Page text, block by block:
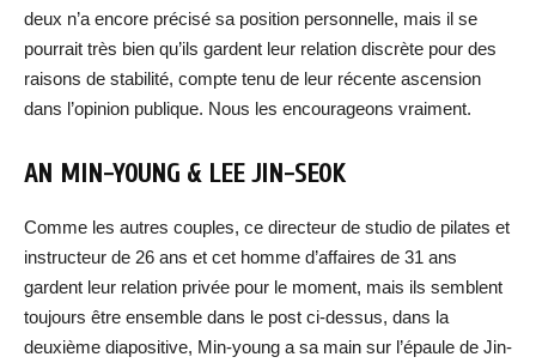
deux n’a encore précisé sa position personnelle, mais il se
pourrait très bien qu’ils gardent leur relation discrète pour des
raisons de stabilité, compte tenu de leur récente ascension
dans l’opinion publique. Nous les encourageons vraiment.
AN MIN-YOUNG & LEE JIN-SEOK
Comme les autres couples, ce directeur de studio de pilates et
instructeur de 26 ans et cet homme d’affaires de 31 ans
gardent leur relation privée pour le moment, mais ils semblent
toujours être ensemble dans le post ci-dessus, dans la
deuxième diapositive, Min-young a sa main sur l’épaule de Jin-